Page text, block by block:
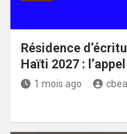
Résidence
Haïti 2027 :
1 mois ago